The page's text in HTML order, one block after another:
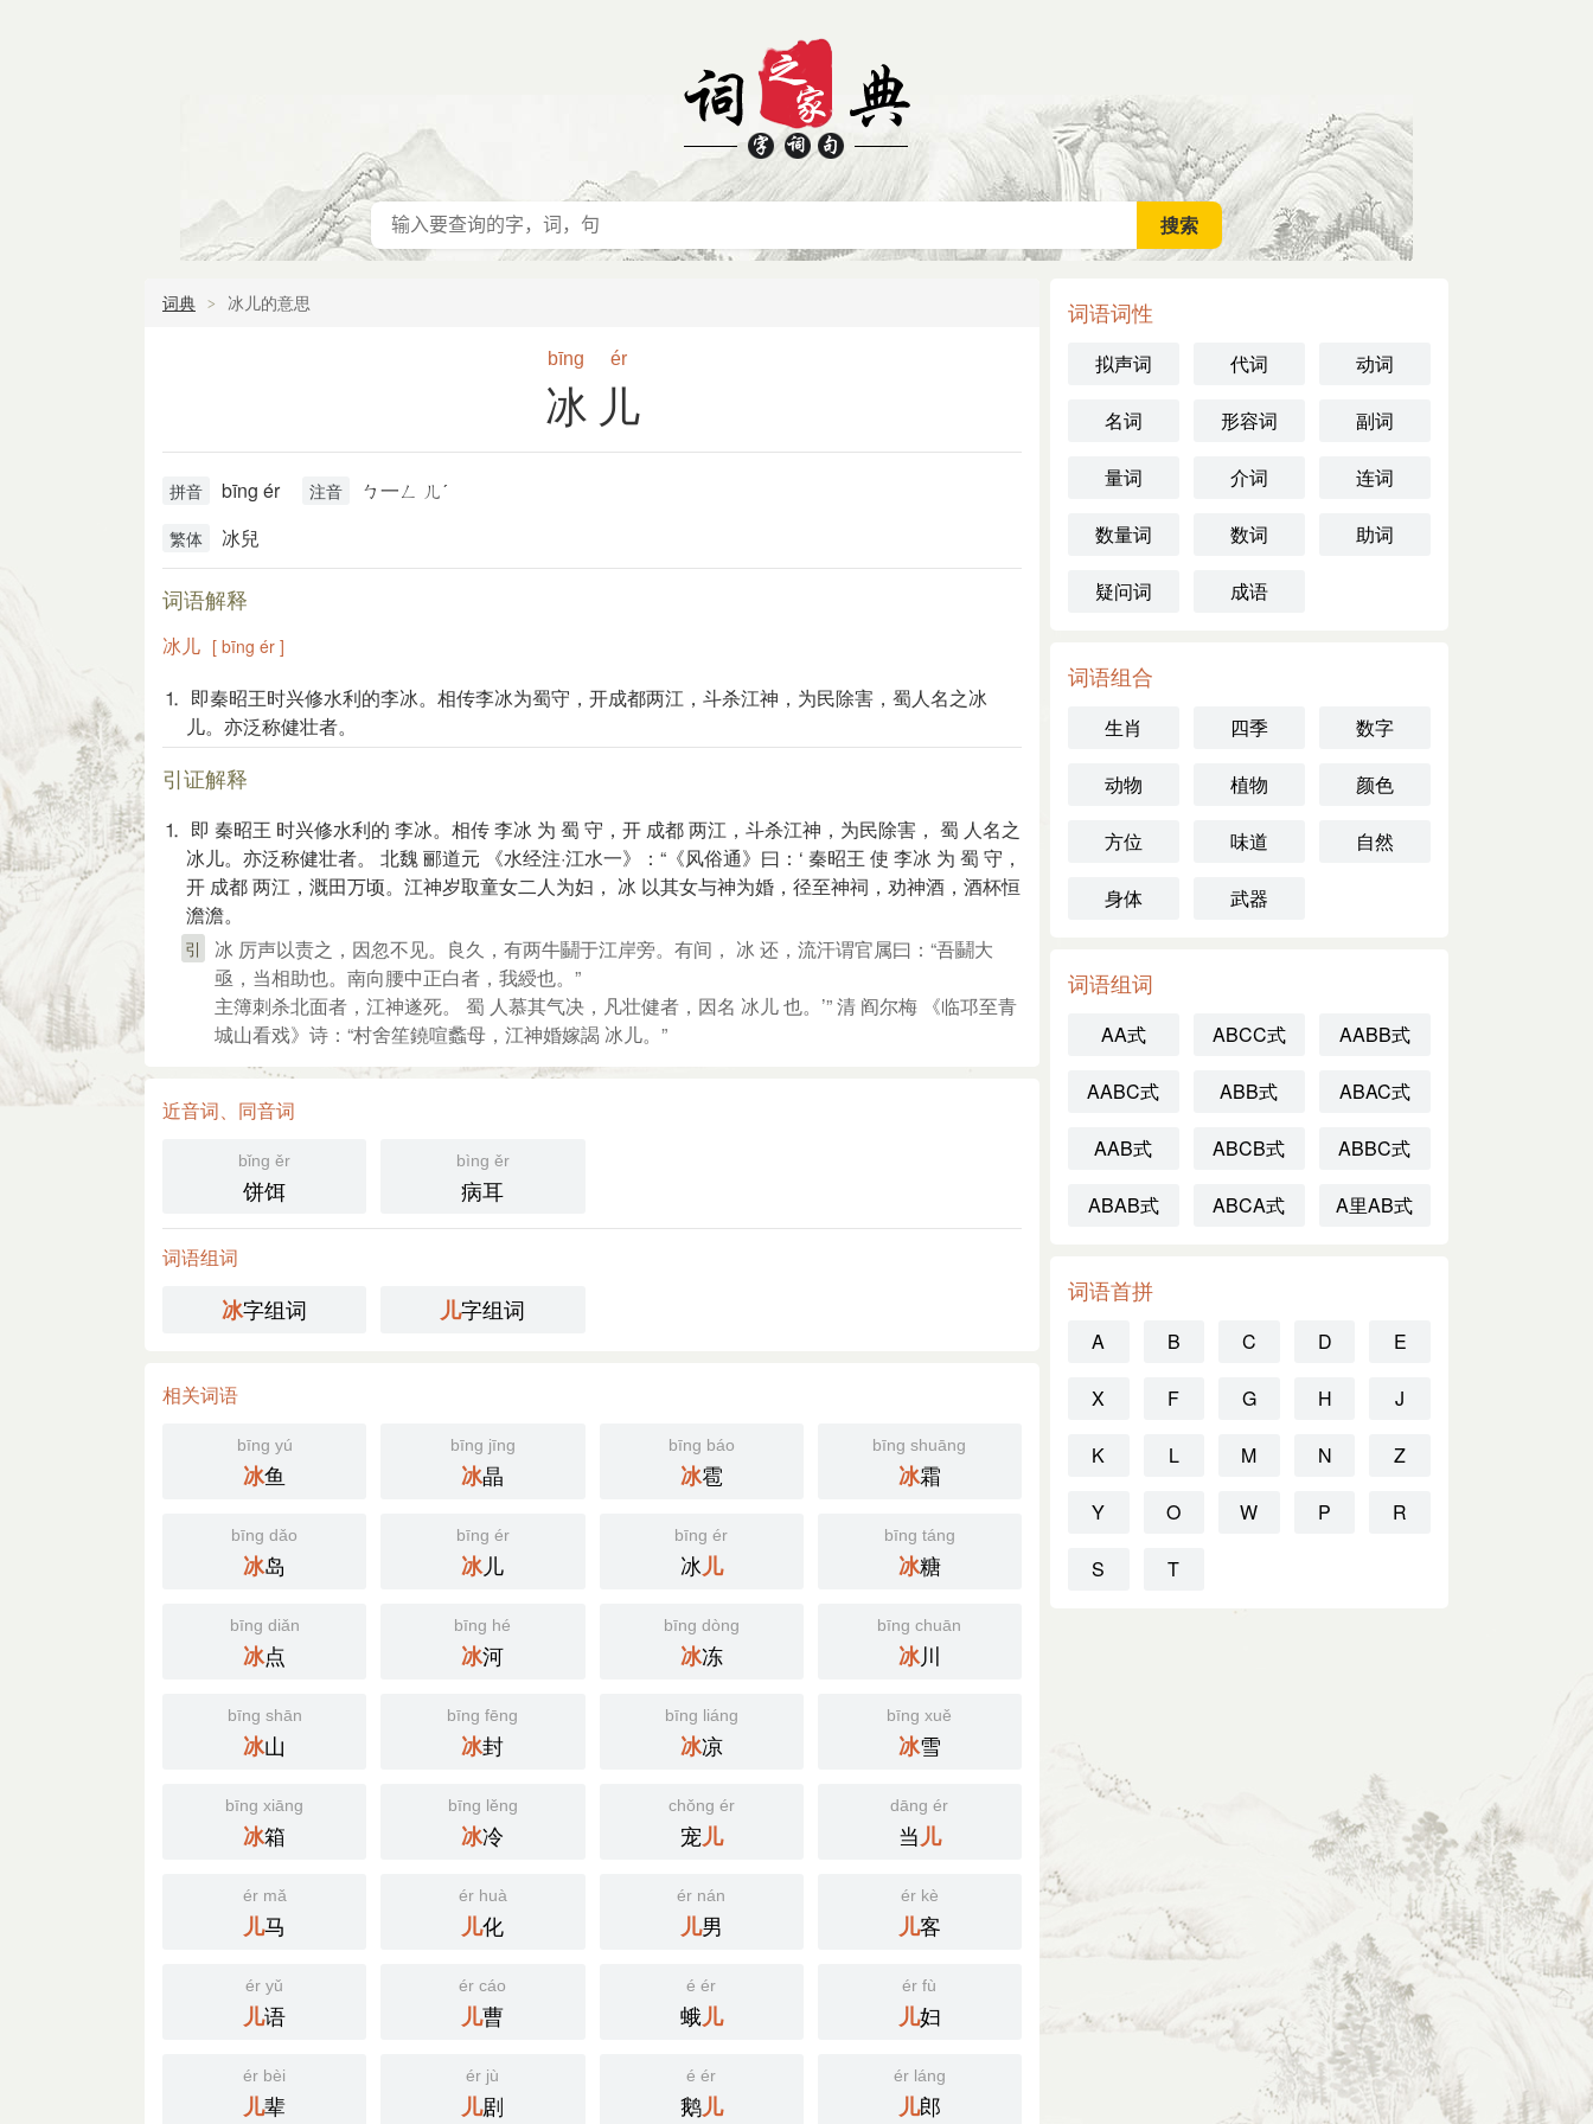
词典 冰儿的意思
bīng ér
冰儿
拼音 bīng ér 注音 ㄅ一ㄥ ㄦˊ
繁体 冰兒
词语解释
冰儿 [ bīng ér ]
⒈ 即秦昭王时兴修水利的李冰。相传李冰为蜀守，开成都两江，斗杀江神，为民除害，蜀人名之冰
儿。亦泛称健壮者。
引证解释
⒈ 即 秦昭王 时兴修水利的 李冰。相传 李冰 为 蜀 守，开 成都 两江，斗杀江神，为民除害， 蜀 人名之
冰儿。亦泛称健壮者。 北魏 郦道元 《水经注·江水一》：“《风俗通》曰：‘ 秦昭王 使 李冰 为 蜀 守，
开 成都 两江，溉田万顷。江神岁取童女二人为妇， 冰 以其女与神为婚，径至神祠，劝神酒，酒杯恒
澹澹。
引
冰 厉声以责之，因忽不见。良久，有两牛鬭于江岸旁。有间， 冰 还，流汗谓官属曰：“吾鬭大
亟，当相助也。南向腰中正白者，我綬也。”
主簿刺杀北面者，江神遂死。 蜀 人慕其气决，凡壮健者，因名 冰儿 也。’” 清 阎尔梅 《临邛至青
城山看戏》诗：“村舍笙鐃喧蠡母，江神婚嫁謁 冰儿。”
近音词、同音词
bǐng ěr
饼饵
bìng ěr
病耳
词语组词
冰字组词 儿字组词
相关词语
bīng yú
冰鱼
bīng jīng
冰晶
bīng báo
冰雹
bīng shuāng
冰霜
bīng dǎo
冰岛
bīng ér
冰儿
bīng ér
冰儿
bīng táng
冰糖
bīng diǎn
冰点
bīng hé
冰河
bīng dòng
冰冻
bīng chuān
冰川
bīng shān
冰山
bīng fēng
冰封
bīng liáng
冰凉
bīng xuě
冰雪
bīng xiāng
冰箱
bīng lěng
冰冷
chǒng ér
宠儿
dāng ér
当儿
ér mǎ
儿马
ér huà
儿化
ér nán
儿男
ér kè
儿客
ér yǔ
儿语
ér cáo
儿曹
é ér
蛾儿
ér fù
儿妇
ér bèi
儿辈
ér jù
儿剧
é ér
鹅儿
ér láng
儿郎
词语词性
拟声词 代词 动词
名词 形容词 副词
量词 介词 连词
数量词 数词 助词
疑问词 成语
词语组合
生肖 四季 数字
动物 植物 颜色
方位 味道 自然
身体 武器
词语组词
AA式 ABCC式 AABB式
AABC式 ABB式 ABAC式
AAB式 ABCB式 ABBC式
ABAB式 ABCA式 A里AB式
词语首拼
A B C D E
X F G H J
K L M N Z
Y O W P R
S T